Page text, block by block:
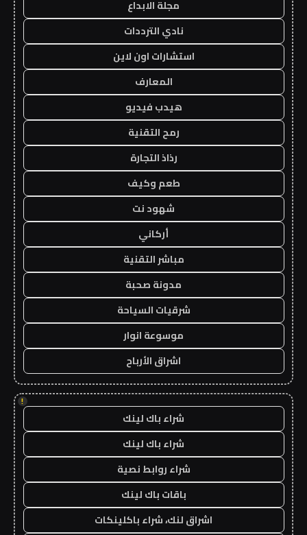
مجلة الابداع
نادي الترددات
استشارات اون لاين
المعارف
هيدب فيديو
رمح التقنية
رذاذ التجارة
طعم وكيف
شهود نت
أركاني
مباشر التقنية
مدونة صحبة
شرقيات السياحة
موسوعة انوار
اشراق الأرباح
!
شراء باك لينك
شراء باك لينك
شراء روابط نصية
باقات باك لينك
اشراق لنك، شراء باكلينكات